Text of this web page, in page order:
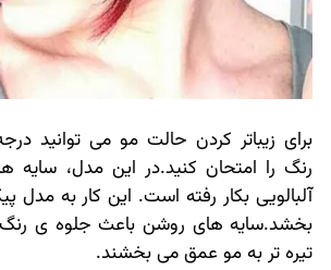
برای زیباتر کردن حالت مو می توانید
رنگ را امتحان کنید.در این مدل، سایه
آلبالویی بکار رفته است. این کار به مدل
بخشد.سایه های روشن باعث جلوه ی
تیره تر به مو عمق می بخشند.